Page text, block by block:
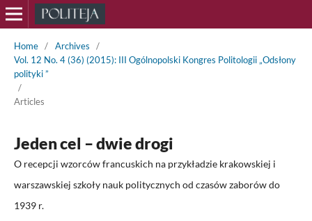
Home / Archives
/
Vol. 12 No. 4 (36) (2015): III Ogólnopolski Kongres Politologii „Odsłony
polityki ”
/
Articles
Jeden cel – dwie drogi
O recepcji wzorców francuskich na przykładzie krakowskiej i
warszawskiej szkoły nauk politycznych od czasów zaborów do
1939 r.